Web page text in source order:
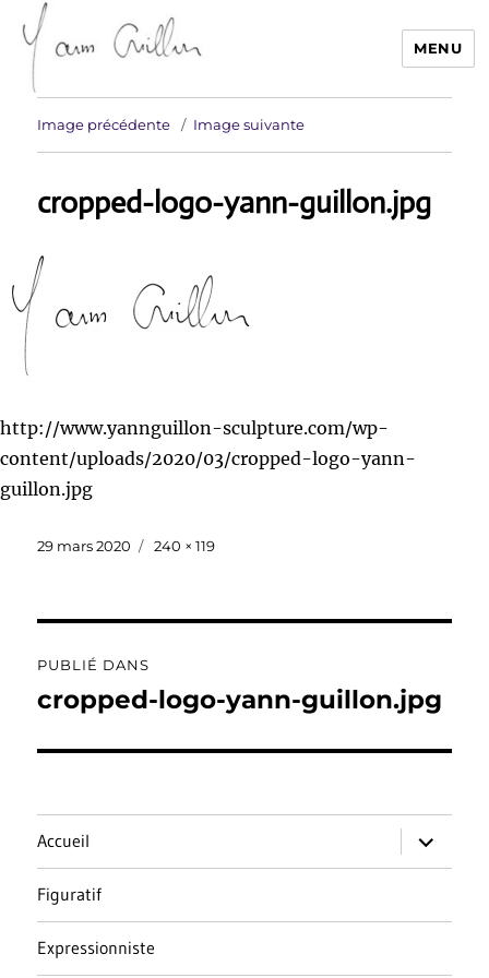
Yann Guillon Sculpteur
MENU
Image précédente Image suivante
cropped-logo-yann-guillon.jpg
http://www.yannguillon-sculpture.com/wp-
content/uploads/2020/03/cropped-logo-yann-
guillon.jpg
Publié
29 mars 2020
Taille
240 × 119
de
PUBLIÉ DANS
cropped-logo-yann-guillon.jpg
Accueil
ouvrir
le
sous-
Figuratif
Expressionniste